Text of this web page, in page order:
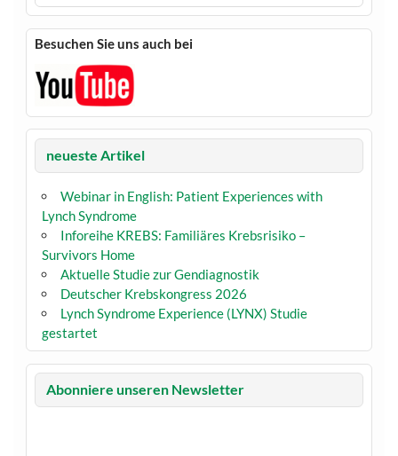
Besuchen Sie uns auch bei
neueste Artikel
Webinar in English: Patient Experiences with
Lynch Syndrome
Inforeihe KREBS: Familiäres Krebsrisiko –
Survivors Home
Aktuelle Studie zur Gendiagnostik
Deutscher Krebskongress 2026
Lynch Syndrome Experience (LYNX) Studie
gestartet
Abonniere unseren Newsletter